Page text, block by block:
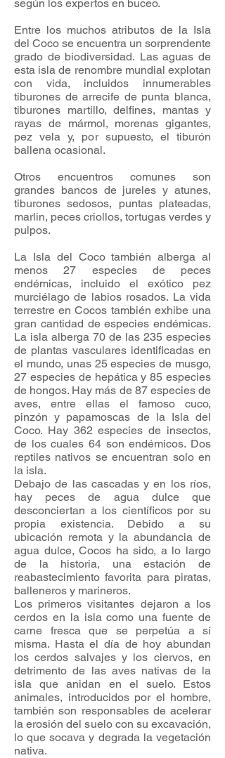
según los expertos en buceo.
Entre los muchos atributos de la Isla
del Coco se encuentra un sorprendente
grado de biodiversidad. Las aguas de
esta isla de renombre mundial explotan
con vida, incluidos innumerables
tiburones de arrecife de punta blanca,
tiburones martillo, delfines, mantas y
rayas de mármol, morenas gigantes,
pez vela y, por supuesto, el tiburón
ballena ocasional.
Otros encuentros comunes son
grandes bancos de jureles y atunes,
tiburones sedosos, puntas plateadas,
marlin, peces criollos, tortugas verdes y
pulpos.
La Isla del Coco también alberga al
menos 27 especies de peces
endémicas, incluido el exótico pez
murciélago de labios rosados. La vida
terrestre en Cocos también exhibe una
gran cantidad de especies endémicas.
La isla alberga 70 de las 235 especies
de plantas vasculares identificadas en
el mundo, unas 25 especies de musgo,
27 especies de hepática y 85 especies
de hongos. Hay más de 87 especies de
aves, entre ellas el famoso cuco,
pinzón y papamoscas de la Isla del
Coco. Hay 362 especies de insectos,
de los cuales 64 son endémicos. Dos
reptiles nativos se encuentran solo en
la isla.
Debajo de las cascadas y en los ríos,
hay peces de agua dulce que
desconciertan a los científicos por su
propia existencia. Debido a su
ubicación remota y la abundancia de
agua dulce, Cocos ha sido, a lo largo
de la historia, una estación de
reabastecimiento favorita para piratas,
balleneros y marineros.
Los primeros visitantes dejaron a los
cerdos en la isla como una fuente de
carne fresca que se perpetúa a sí
misma. Hasta el día de hoy abundan
los cerdos salvajes y los ciervos, en
detrimento de las aves nativas de la
isla que anidan en el suelo. Estos
animales, introducidos por el hombre,
también son responsables de acelerar
la erosión del suelo con su excavación,
lo que socava y degrada la vegetación
nativa.